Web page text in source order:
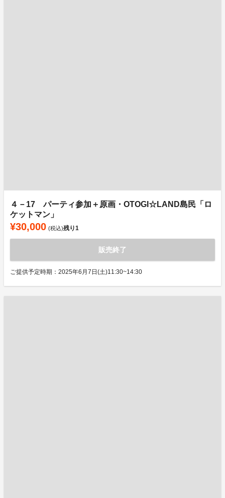
４－17 パーティ参加＋原画・OTOGI☆LAND島民「ロ
ケットマン」
¥30,000 (税込)残り1
販売終了
ご提供予定時期：2025年6月7日(土)11:30~14:30